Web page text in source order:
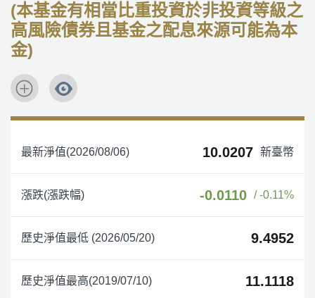
(本基金有相當比重投資於非投資等級之
高風險債券且基金之配息來源可能為本
金)
最新淨值(2026/08/06) 10.0207 新臺幣
漲跌(漲跌幅) -0.0110 / -0.11%
歷史淨值最低 (2026/05/20) 9.4952
歷史淨值最高(2019/07/10) 11.1118